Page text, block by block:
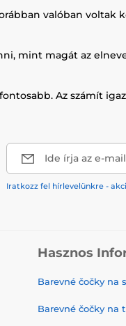
valóban
mint magát az
Az számít
Ide írja az e-
Iratkozz fel hírlevelünkre -
Hasznos
Barevné čočky na
Barevné čočky na